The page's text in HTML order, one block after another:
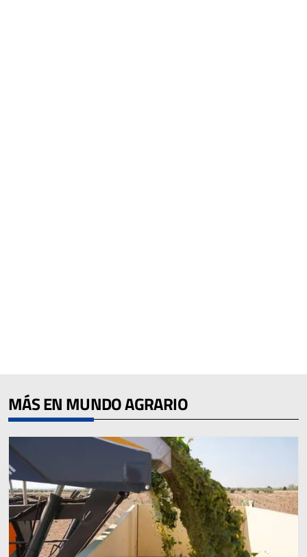
MÁS EN MUNDO AGRARIO